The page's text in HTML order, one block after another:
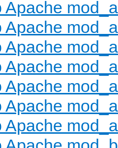
Apache
Apache
Apache
Apache
Apache
Apache
Apache